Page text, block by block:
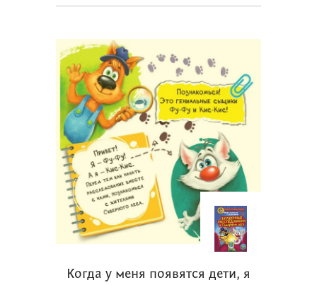
Когда у меня появятся дети, я